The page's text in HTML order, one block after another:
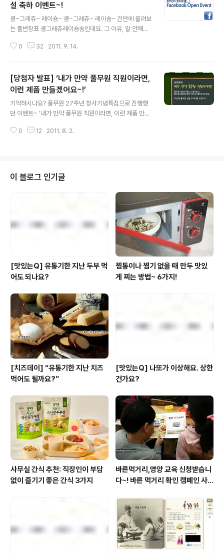
설 축하 이벤트~!
콩~그레츄~ 레이숑~ 콩~그레츄~ 레이숑~ 간만에 울려보
는 풀반장표 콩그레츄레이숑송인데요. 그 이유, 말 안해도
이 상을 받았거나, 풀사이에 뭔가 새로운 일이 생겼다는 이
본듯한 디자인과 'facebook' 라는 글자.. 믱? faceboo
k? 페이스북? 네~ 그렇습니다. 드디어 풀무원의 공식 페이
스북 팬페이지가 생겼습니다. 다 같이 축하의 박수 짝짝짝
짝~~~! 블로그를 통해 풀사이 가족분들과 만나 사랑을 받
더니 트위터를 통해 그 영역을 확대하고 이제는 페이스북
까지 진출~!!! 페이스북에 등장한 풀무원의 모습, 먼저 살펴
0 32 2011. 9. 14.
[당첨자 발표] ‘내가 만약 풀무원 직원이라면,
이런 제품 만들겠어요~!’
기억하시나요? 풀무원 27주년 창사기념특집으로 진행했
던 이벤트~ '내가 만약 풀무원 직원이라면, 이런 제품 만들
진행했던 이 야심찬 이벤트에 정말 수많은 트친님들과 풀
어가 본선에 올라 풀무원 마케팅팀 PM(Product Manag
er : 제품담당자죠^^)들의 심사를 거쳤습니다. 그렇게 기나
긴 과정을 거쳐~~~ 총 15건의 멋진 아이디어가 최종 선정
되었답니다~ >_< 들어온 아이디어 중에는 정말 재미있고
기발하고 심지어 현재 진행중인 (속닥속닥) 아이디어들까
지~~~~~~~~ 깜짝 ..
0 12 2011. 8. 2.
이 블로그 인기글
[맛있는Q] 유통기한 지난 두부 먹
어도 되나요?
찜통이나 찜기 없을 때 만두 맛있
게 찌는 방법~ 6가지!
[치즈데이] “유통기한 지난 치즈
먹어도 될까요?”
[맛있는Q] 나또가 이상해요. 상한
건가요?
사무실 간식 추천: 직장인이 부담
없이 즐기기 좋은 간식 3가지
바른먹거리,영양 교육 신청받습니
다~! 바른 먹거리 확인 캠페인 사